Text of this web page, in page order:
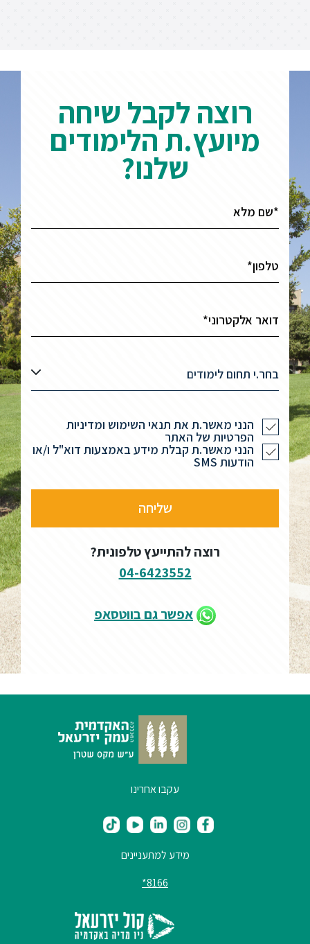
רוצה לקבל שיחה
מיועץ.ת הלימודים
שלנו?
בחר.י תחום לימודים
הנני מאשר.ת את תנאי השימוש ומדיניות
הפרטיות של האתר
הנני מאשר.ת קבלת מידע באמצעות דוא"ל ו/או
הודעות SMS
רוצה להתייעץ טלפונית?
04-6423552
אפשר גם בווטסאפ
עקבו אחרינו
מידע למתעניינים
8166*